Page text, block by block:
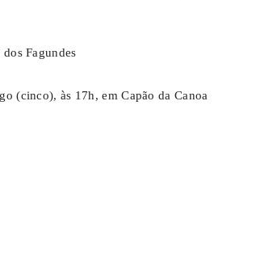
Fagundes
(cinco), às 17h, em Capão da Canoa